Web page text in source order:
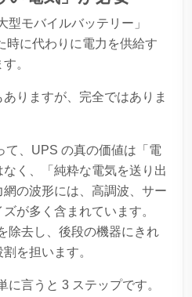
型モバイルバッテリー」
に代わりに電力を供給す
。
りますが、完全ではありま
て、UPS の真の価値は「電
く、「純粋な電気を送り出
の波形には、高調波、サー
が多く含まれています。
除去し、後段の機器にきれ
を担います。
言うと 3 ステップです。